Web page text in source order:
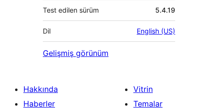
Test edilen sürüm 5.4.19
Dil English (US)
Gelişmiş görünüm
Hakkında
Haberler
Vitrin
Temalar